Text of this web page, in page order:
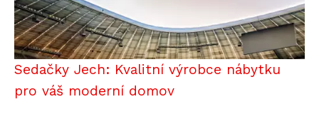
Sedačky Jech: Kvalitní výrobce nábytku
pro váš moderní domov